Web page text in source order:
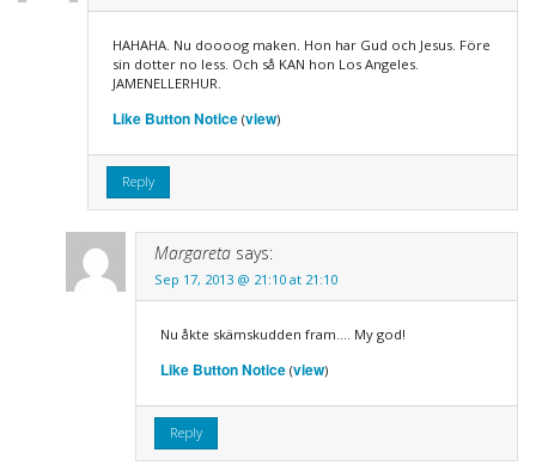
HAHAHA. Nu doooog maken. Hon har Gud och Jesus. Före
sin dotter no less. Och så KAN hon Los Angeles.
JAMENELLERHUR.
Like Button Notice(view)
Reply
Margareta says:
Sep 17, 2013 @ 21:10 at 21:10
Nu åkte skämskudden fram…. My god!
Like Button Notice(view)
Reply